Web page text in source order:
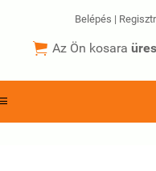
 Az Ön kosara üres
Belépés |